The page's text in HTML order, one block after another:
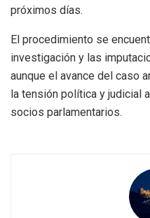
próximos días.
El procedimiento se
investigación y las
aunque el avance del caso
la tensión política y judicial
socios parlamentarios.